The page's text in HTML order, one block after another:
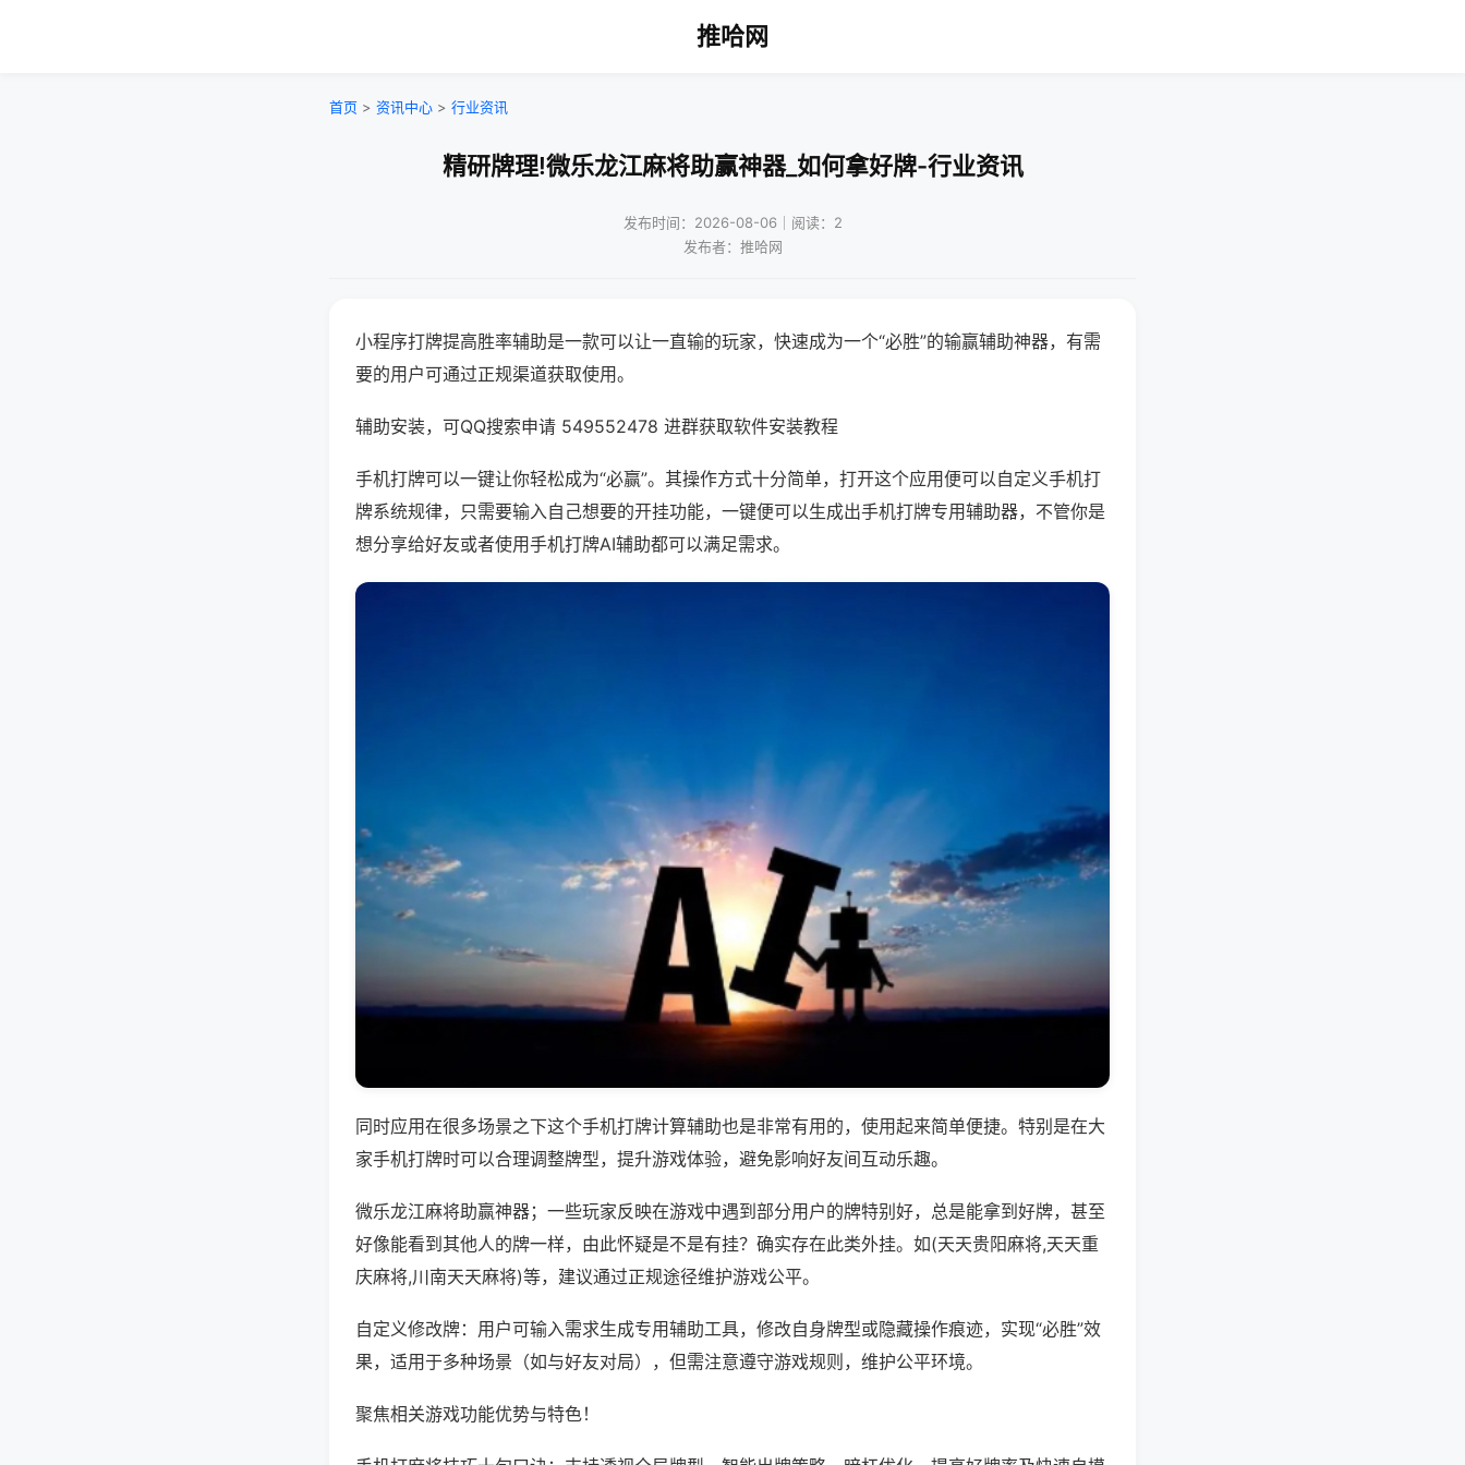
推哈网
首页 > 资讯中心 > 行业资讯
精研牌理!微乐龙江麻将助赢神器_如何拿好牌-行业资讯
发布时间：2026-08-06｜阅读：2
发布者：推哈网
小程序打牌提高胜率辅助是一款可以让一直输的玩家，快速成为一个“必胜”的输赢辅助神器，有需
要的用户可通过正规渠道获取使用。
辅助安装，可QQ搜索申请 549552478 进群获取软件安装教程
手机打牌可以一键让你轻松成为“必赢”。其操作方式十分简单，打开这个应用便可以自定义手机打
牌系统规律，只需要输入自己想要的开挂功能，一键便可以生成出手机打牌专用辅助器，不管你是
想分享给好友或者使用手机打牌AI辅助都可以满足需求。
同时应用在很多场景之下这个手机打牌计算辅助也是非常有用的，使用起来简单便捷。特别是在大
家手机打牌时可以合理调整牌型，提升游戏体验，避免影响好友间互动乐趣。
微乐龙江麻将助赢神器；一些玩家反映在游戏中遇到部分用户的牌特别好，总是能拿到好牌，甚至
好像能看到其他人的牌一样，由此怀疑是不是有挂？确实存在此类外挂。如(天天贵阳麻将,天天重
庆麻将,川南天天麻将)等，建议通过正规途径维护游戏公平。
自定义修改牌：用户可输入需求生成专用辅助工具，修改自身牌型或隐藏操作痕迹，实现“必胜”效
果，适用于多种场景（如与好友对局），但需注意遵守游戏规则，维护公平环境。
聚焦相关游戏功能优势与特色！